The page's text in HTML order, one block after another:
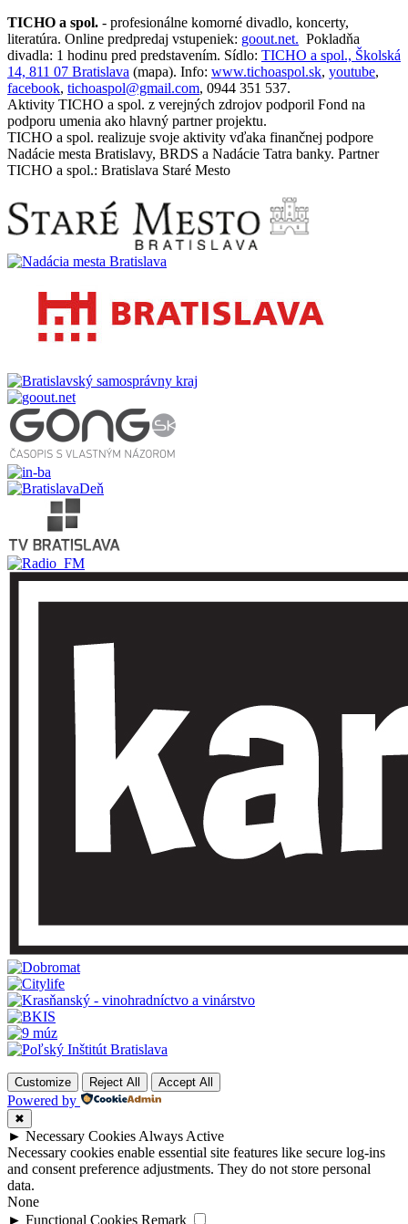
TICHO a spol. - profesionálne komorné divadlo, koncerty,
literatúra. Online predpredaj vstupeniek: goout.net. Pokladňa
divadla: 1 hodinu pred predstavením. Sídlo: TICHO a spol., Školská
14, 811 07 Bratislava (mapa). Info: www.tichoaspol.sk, youtube,
facebook, tichoaspol@gmail.com, 0944 351 537.
Aktivity TICHO a spol. z verejných zdrojov podporil Fond na
podporu umenia ako hlavný partner projektu.
TICHO a spol. realizuje svoje aktivity vďaka finančnej podpore
Nadácie mesta Bratislavy, BRDS a Nadácie Tatra banky. Partner
TICHO a spol.: Bratislava Staré Mesto
Customize Reject All Accept All
Powered by
✖
► Necessary Cookies Always Active
Necessary cookies enable essential site features like secure log-ins
and consent preference adjustments. They do not store personal
data.
None
► Functional Cookies Remark